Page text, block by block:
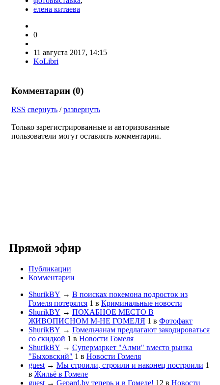
елена китаева
0
11 августа 2017, 14:15
KoLibri
Комментарии (0)
RSS свернуть /развернуть
Только зарегистрированные и авторизованные
пользователи могут оставлять комментарии.
Прямой эфир
Публикации
Комментарии
ShurikBY → В поисках покемона подросток из
Гомеля потерялся 1 в Криминальные новости
ShurikBY → ПОХАБНОЕ МЕСТО В
ЖИВОПИСНОМ М-НЕ ГОМЕЛЯ 1 в Фотофакт
ShurikBY → Гомельчанам предлагают закодироваться
со скидкой 1 в Новости Гомеля
ShurikBY → Супермаркет "Алми" вместо рынка
"Быховский" 1 в Новости Гомеля
guest → Мы строили, строили и наконец построили 1
в Жильё в Гомеле
guest → Gepard.by теперь и в Гомеле! 12 в Новости